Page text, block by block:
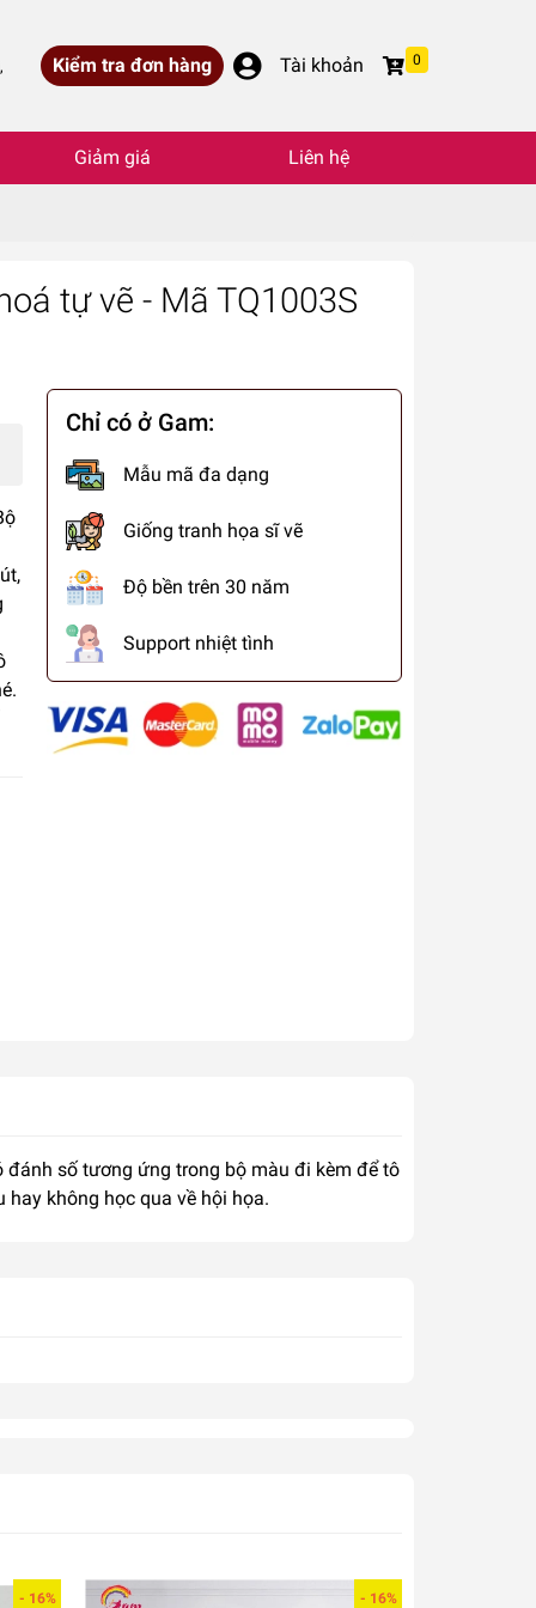
Kiểm tra đơn hàng Tài khoản 0
Giảm giá Liên hệ
tự vẽ - Mã TQ1003S
Chỉ có ở Gam:
Mẫu mã đa dạng
Giống tranh họa sĩ vẽ
Độ bền trên 30 năm
Support nhiệt tình
số tương ứng trong bộ màu đi kèm để tô
hay không học qua về hội họa.
- 16% - 16%